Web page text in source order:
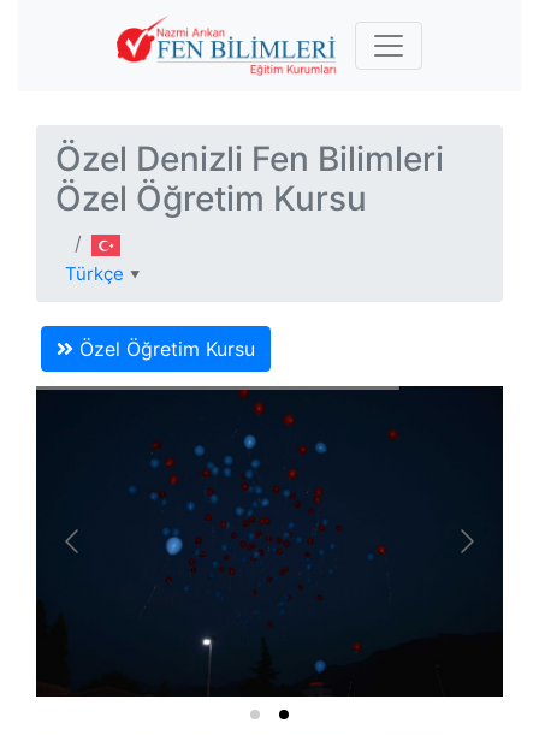
Özel Denizli Fen Bilimleri
Özel Öğretim Kursu
Türkçe ▼
Özel Öğretim Kursu